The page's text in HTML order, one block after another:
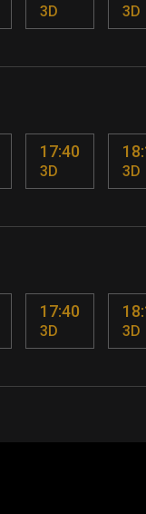
3D 3D
17:40
3D 3D
17:40
3D 3D